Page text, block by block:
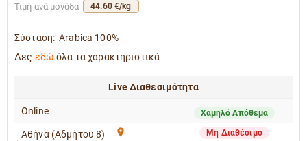
Τιμή ανά μονάδα 44.60 €/kg
Σύσταση: Arabica 100%
Δες εδώ όλα τα χαρακτηριστικά
Live Διαθεσιμότητα
Online Χαμηλό Απόθεμα
Αθήνα (Αδμήτου 8) Μη Διαθέσιμο